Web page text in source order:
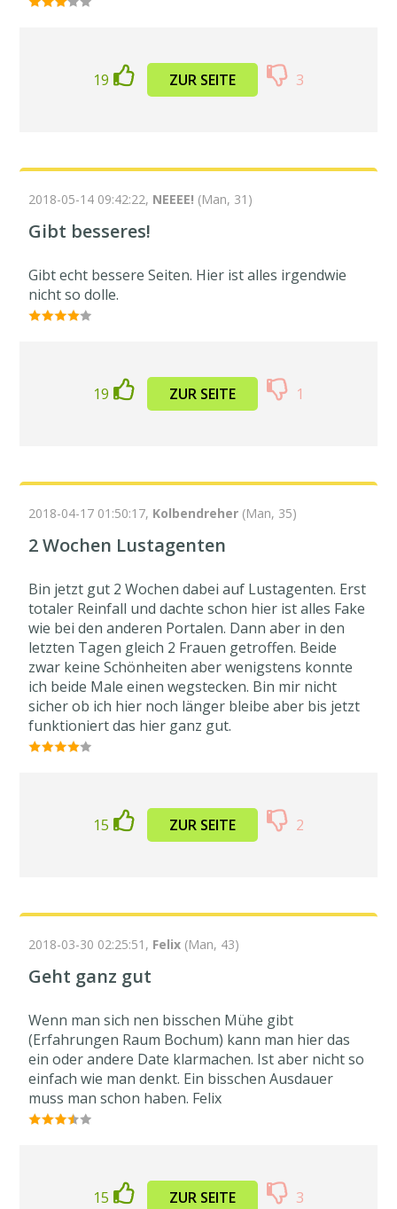
19 ZUR SEITE 3
2018-05-14 09:42:22, NEEEE! (Man, 31)
Gibt besseres!
Gibt echt bessere Seiten. Hier ist alles irgendwie
nicht so dolle.
19 ZUR SEITE 1
2018-04-17 01:50:17, Kolbendreher (Man, 35)
2 Wochen Lustagenten
Bin jetzt gut 2 Wochen dabei auf Lustagenten. Erst
totaler Reinfall und dachte schon hier ist alles Fake
wie bei den anderen Portalen. Dann aber in den
letzten Tagen gleich 2 Frauen getroffen. Beide
zwar keine Schönheiten aber wenigstens konnte
ich beide Male einen wegstecken. Bin mir nicht
sicher ob ich hier noch länger bleibe aber bis jetzt
funktioniert das hier ganz gut.
15 ZUR SEITE 2
2018-03-30 02:25:51, Felix (Man, 43)
Geht ganz gut
Wenn man sich nen bisschen Mühe gibt
(Erfahrungen Raum Bochum) kann man hier das
ein oder andere Date klarmachen. Ist aber nicht so
einfach wie man denkt. Ein bisschen Ausdauer
muss man schon haben. Felix
15 ZUR SEITE 3